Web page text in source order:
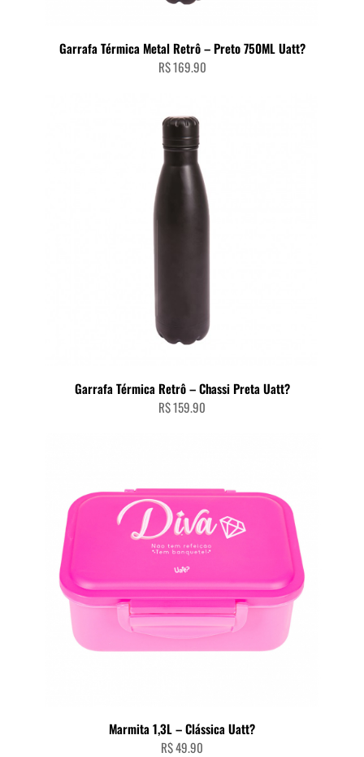
Garrafa Térmica Metal Retrô – Preto 750ML Uatt?
R$169.90
Garrafa Térmica Retrô – Chassi Preta Uatt?
R$159.90
Marmita 1,3L – Clássica Uatt?
R$49.90